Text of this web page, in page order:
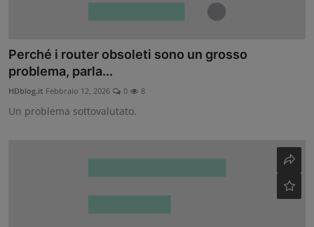
Perché i router obsoleti sono un grosso
problema, parla...
HDblog.it Febbraio 12, 2026 0 8
Un problema sottovalutato.